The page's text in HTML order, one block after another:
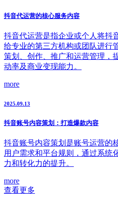
抖音代运营的核心服务内容
抖音代运营是指企业或个人将抖
给专业的第三方机构或团队进行
策划、创作、推广和运营管理，
动率及商业变现能力。
more
2025.09.13
抖音账号内容策划：打造爆款内容
抖音账号内容策划是账号运营的
用户需求和平台规则，通过系统
力和转化力的提升。
more
查看更多